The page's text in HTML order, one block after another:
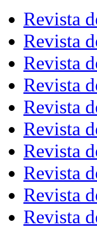
Revista
Revista
Revista
Revista
Revista
Revista
Revista
Revista
Revista
Revista